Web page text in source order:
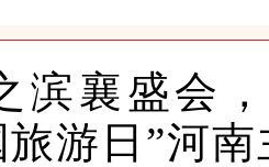
滨襄盛会
旅游日”河